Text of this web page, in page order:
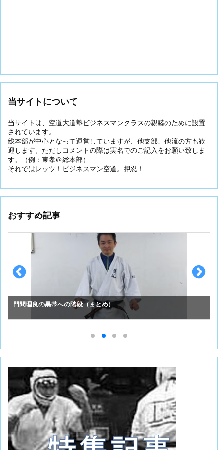
当サイトについて
当サイトは、空道大道塾ビジネスマンクラスの親睦のために設置
されています。
総本部が中心となって運営していますが、他支部、他流の方も歓
迎します。ただしコメントの際は実名でのご記入をお願い致しま
す。（例：東孝＠総本部）
それではレッツ！ビジネスマン空道。押忍！
おすすめ記事
門間理良の黒帯への階段（まとめ）